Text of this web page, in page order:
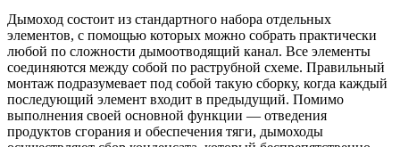
Дымоход состоит из стандартного набора отдельных
элементов, с помощью которых можно собрать практически
любой по сложности дымоотводящий канал. Все элементы
соединяются между собой по раструбной схеме. Правильный
монтаж подразумевает под собой такую сборку, когда каждый
последующий элемент входит в предыдущий. Помимо
выполнения своей основной функции — отведения
продуктов сгорания и обеспечения тяги, дымоходы